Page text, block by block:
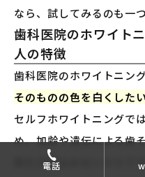
電話
なら、試してみるのも一
歯科医院のホワイト
人の特徴
歯科医院のホワイトニン
そのものの色を白くした
セルフホワイトニングで
め、加齢や遺伝による歯
変化が見込めないからで